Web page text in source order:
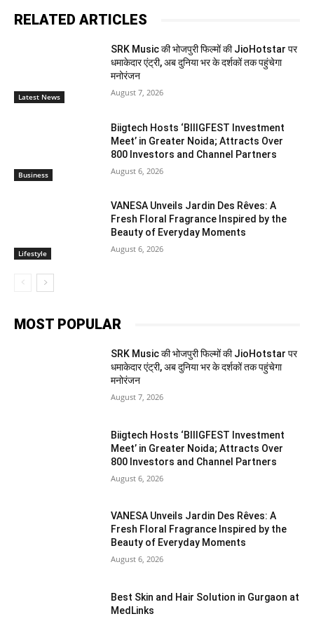
RELATED ARTICLES
Latest News
SRK Music की भोजपुरी फिल्मों की JioHotstar पर
धमाकेदार एंट्री, अब दुनिया भर के दर्शकों तक पहुंचेगा
मनोरंजन
August 7, 2026
Business
Biigtech Hosts ‘BIIIGFEST Investment
Meet’ in Greater Noida; Attracts Over
800 Investors and Channel Partners
August 6, 2026
Lifestyle
VANESA Unveils Jardin Des Rêves: A
Fresh Floral Fragrance Inspired by the
Beauty of Everyday Moments
August 6, 2026
MOST POPULAR
SRK Music की भोजपुरी फिल्मों की JioHotstar पर
धमाकेदार एंट्री, अब दुनिया भर के दर्शकों तक पहुंचेगा
मनोरंजन
August 7, 2026
Biigtech Hosts ‘BIIIGFEST Investment
Meet’ in Greater Noida; Attracts Over
800 Investors and Channel Partners
August 6, 2026
VANESA Unveils Jardin Des Rêves: A
Fresh Floral Fragrance Inspired by the
Beauty of Everyday Moments
August 6, 2026
Best Skin and Hair Solution in Gurgaon at
MedLinks